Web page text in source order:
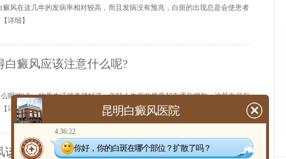
风在这几年的发病率相对较高，而且发病没有预兆，白斑的出现总是会使患者
详细 】
癜风应该注意什么呢?
呢?如今，物质生活越来越好了，年轻人生病的概率却在逐年增加，这其中就包
详细】
该怎么办呢?
昆明白癜风医院
4:36:22
你好，你的白斑在哪个部位？扩散了吗？